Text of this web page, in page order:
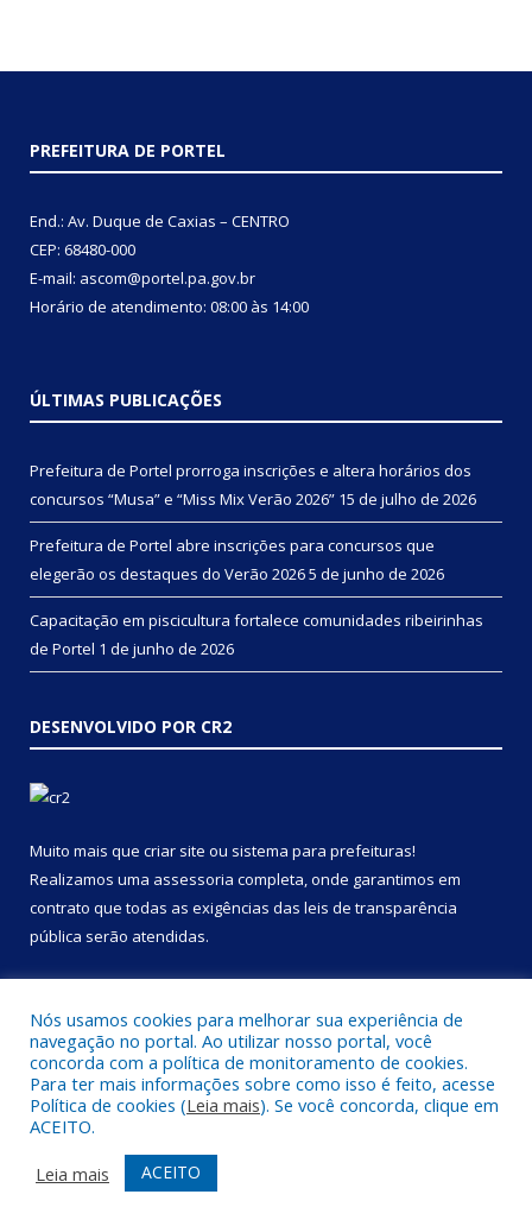
PREFEITURA DE PORTEL
End.: Av. Duque de Caxias – CENTRO
CEP: 68480-000
E-mail: ascom@portel.pa.gov.br
Horário de atendimento: 08:00 às 14:00
ÚLTIMAS PUBLICAÇÕES
Prefeitura de Portel prorroga inscrições e altera horários dos
concursos “Musa” e “Miss Mix Verão 2026” 15 de julho de 2026
Prefeitura de Portel abre inscrições para concursos que
elegerão os destaques do Verão 20265 de junho de 2026
Capacitação em piscicultura fortalece comunidades ribeirinhas
de Portel 1 de junho de 2026
DESENVOLVIDO POR CR2
Muito mais que criar site ou sistema para prefeituras!
Realizamos uma assessoria completa, onde garantimos em
contrato que todas as exigências das leis de transparência
pública serão atendidas.
Todos os direitos reservados a Prefeitura Municipal de Portel.
Mapa do Site
Acessar Área Administrativa
Acessar Webmail
Nós usamos cookies para melhorar sua experiência de
navegação no portal. Ao utilizar nosso portal, você
concorda com a política de monitoramento de cookies.
Para ter mais informações sobre como isso é feito, acesse
Política de cookies (Leia mais). Se você concorda, clique em
ACEITO.
Leia mais
ACEITO